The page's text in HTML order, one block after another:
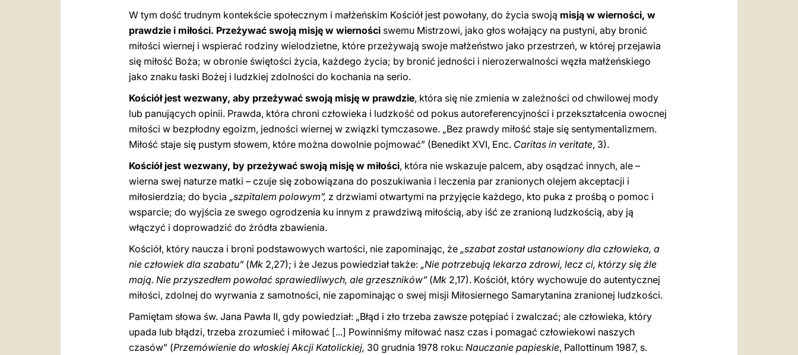
W tym dość trudnym kontekście społecznym i małżeńskim Kościół jest powołany, do życia swoją misją w wierności, w
prawdzie i miłości. Przeżywać swoją misję w wierności swemu Mistrzowi, jako głos wołający na pustyni, aby bronić
miłości wiernej i wspierać rodziny wielodzietne, które przeżywają swoje małżeństwo jako przestrzeń, w której przejawia
się miłość Boża; w obronie świętości życia, każdego życia; by bronić jedności i nierozerwalności węzła małżeńskiego
jako znaku łaski Bożej i ludzkiej zdolności do kochania na serio.
Kościół jest wezwany, aby przeżywać swoją misję w prawdzie, która się nie zmienia w zależności od chwilowej mody
lub panujących opinii. Prawda, która ​​chroni człowieka i ludzkość od pokus autoreferencyjności i przekształcenia owocnej
miłości w bezpłodny egoizm, jedności wiernej w związki tymczasowe. „Bez prawdy miłość staje się sentymentalizmem.
Miłość staje się pustym słowem, które można dowolnie pojmować” (Benedikt XVI, Enc. Caritas in veritate, 3).
Kościół jest wezwany, by przeżywać swoją misję w miłości, która nie wskazuje palcem, aby osądzać innych, ale –
wierna swej naturze matki – czuje się zobowiązana do poszukiwania i leczenia par zranionych olejem akceptacji i
miłosierdzia; do bycia „szpitalem polowym”, z drzwiami otwartymi na przyjęcie każdego, kto puka z prośbą o pomoc i
wsparcie; do wyjścia ze swego ogrodzenia ku innym z prawdziwą miłością, aby iść ze zranioną ludzkością, aby ją
włączyć i doprowadzić do źródła zbawienia.
Kościół, który naucza i broni podstawowych wartości, nie zapominając, że „szabat został ustanowiony dla człowieka, a
nie człowiek dla szabatu”(Mk 2,27); i że Jezus powiedział także: „Nie potrzebują lekarza zdrowi, lecz ci, którzy się źle
mają. Nie przyszedłem powołać sprawiedliwych, ale grzeszników”(Mk 2,17). Kościół, który wychowuje do autentycznej
miłości, zdolnej do wyrwania z samotności, nie zapominając o swej misji Miłosiernego Samarytanina zranionej ludzkości.
Pamiętam słowa św. Jana Pawła II, gdy powiedział: „Błąd i zło trzeba zawsze potępiać i zwalczać; ale człowieka, który
upada lub błądzi, trzeba zrozumieć i miłować [...] Powinniśmy miłować nasz czas i pomagać człowiekowi naszych
czasów” (Przemówienie do włoskiej Akcji Katolickiej, 30 grudnia 1978 roku: Nauczanie papieskie, Pallottinum 1987, s.